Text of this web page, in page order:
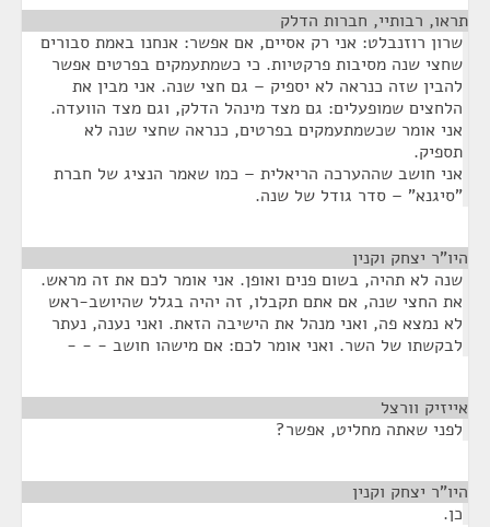
תראו, רבותיי, חברות הדלק
שרון רוזנבלט: אני רק אסיים, אם אפשר: אנחנו באמת סבורים
שחצי שנה מסיבות פרקטיות. כי כשמתעמקים בפרטים אפשר
להבין שזה כנראה לא יספיק – גם חצי שנה. אני מבין את
הלחצים שמופעלים: גם מצד מינהל הדלק, וגם מצד הוועדה.
אני אומר שכשמתעמקים בפרטים, כנראה שחצי שנה לא
תספיק.
אני חושב שההערכה הריאלית – כמו שאמר הנציג של חברת
"סיגנא" – סדר גודל של שנה.
היו"ר יצחק וקנין
שנה לא תהיה, בשום פנים ואופן. אני אומר לכם את זה מראש.
את החצי שנה, אם אתם תקבלו, זה יהיה בגלל שהיושב-ראש
לא נמצא פה, ואני מנהל את הישיבה הזאת. ואני נענה, נעתר
לבקשתו של השר. ואני אומר לכם: אם מישהו חושב - - -
אייזיק וורצל
לפני שאתה מחליט, אפשר?
היו"ר יצחק וקנין
כן.